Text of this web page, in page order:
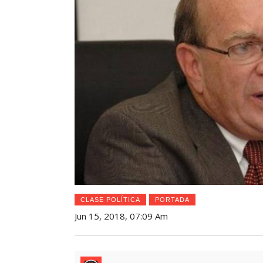
CLASE POLÍTICA PORTADA
Jun 15, 2018, 07:09 Am